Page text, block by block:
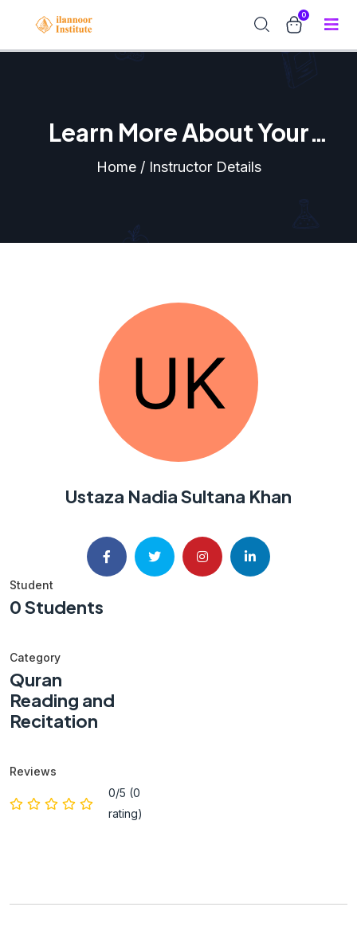
0
Learn More About Your
Instructor
Home / Instructor Details
Ustaza Nadia Sultana Khan
Student
0 Students
Category
Quran
Reading and
Recitation
Reviews
0/5 (0
rating)